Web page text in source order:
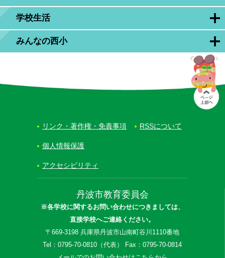
学校生活
みんなの西小
丹波市教育委員会
※各学校に関するお問い合わせにつきましては、
直接学校へご連絡ください。
〒669-3198 兵庫県丹波市山南町谷川1110番地
Tel：0795-70-0810（代表） Fax：0795-70-0814
リンク・著作権・免責事項 RSSについて
個人情報保護
アクセシビリティ